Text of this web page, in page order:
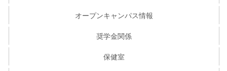
オープンキャンパス情報
奨学金関係
保健室